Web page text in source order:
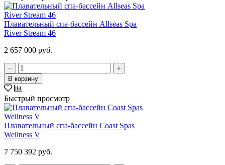
Плавательный спа-бассейн Allseas Spa
River Stream 46
2 657 000 руб.
−
+
В корзину
Быстрый просмотр
Плавательный спа-бассейн Coast Spas
Wellness V
7 750 392 руб.